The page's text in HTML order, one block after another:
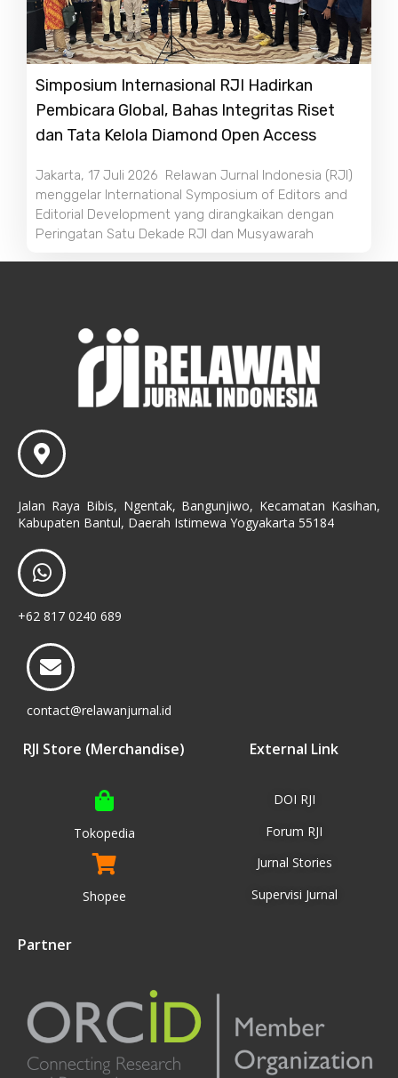
Simposium Internasional RJI Hadirkan
Pembicara Global, Bahas Integritas Riset
dan Tata Kelola Diamond Open Access
Jakarta, 17 Juli 2026 Relawan Jurnal Indonesia (RJI)
menggelar International Symposium of Editors and
Editorial Development yang dirangkaikan dengan
Peringatan Satu Dekade RJI dan Musyawarah
Jalan Raya Bibis, Ngentak, Bangunjiwo, Kecamatan Kasihan,
Kabupaten Bantul, Daerah Istimewa Yogyakarta 55184
+62 817 0240 689
contact@relawanjurnal.id
RJI Store (Merchandise)
Tokopedia
Shopee
External Link
DOI RJI
Forum RJI
Jurnal Stories
Supervisi Jurnal
Partner